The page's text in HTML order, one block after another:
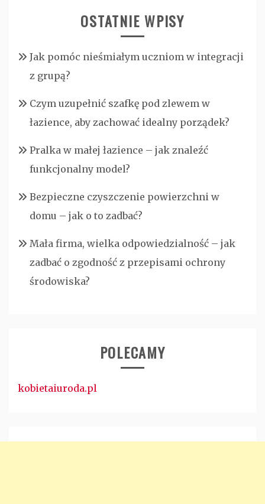
OSTATNIE WPISY
Jak pomóc nieśmiałym uczniom w integracji
z grupą?
Czym uzupełnić szafkę pod zlewem w
łazience, aby zachować idealny porządek?
Pralka w małej łazience – jak znaleźć
funkcjonalny model?
Bezpieczne czyszczenie powierzchni w
domu – jak o to zadbać?
Mała firma, wielka odpowiedzialność – jak
zadbać o zgodność z przepisami ochrony
środowiska?
POLECAMY
kobietaiuroda.pl